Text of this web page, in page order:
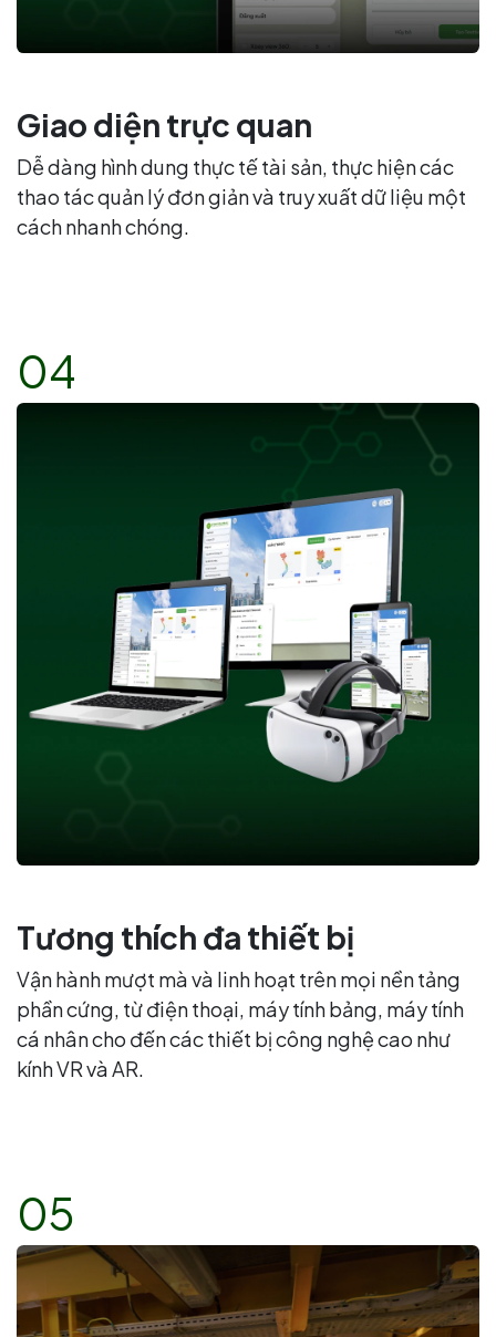
Giao diện trực quan
Dễ dàng hình dung thực tế tài sản, thực hiện các
thao tác quản lý đơn giản và truy xuất dữ liệu một
cách nhanh chóng.
04
Tương thích đa thiết bị
Vận hành mượt mà và linh hoạt trên mọi nền tảng
phần cứng, từ điện thoại, máy tính bảng, máy tính
cá nhân cho đến các thiết bị công nghệ cao như
kính VR và AR.
05